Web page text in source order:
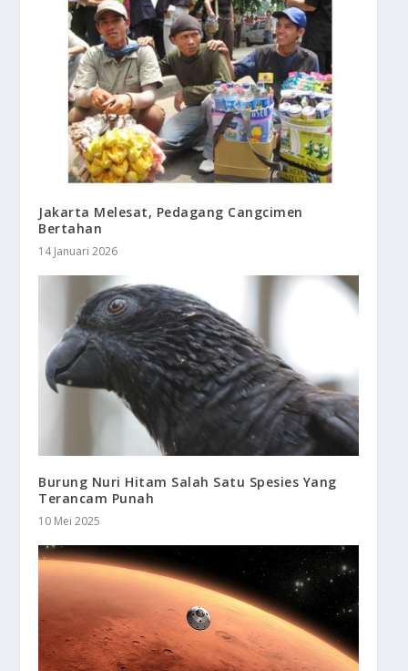
Jakarta Melesat, Pedagang Cangcimen
Bertahan
14 Januari 2026
Burung Nuri Hitam Salah Satu Spesies Yang
Terancam Punah
10 Mei 2025